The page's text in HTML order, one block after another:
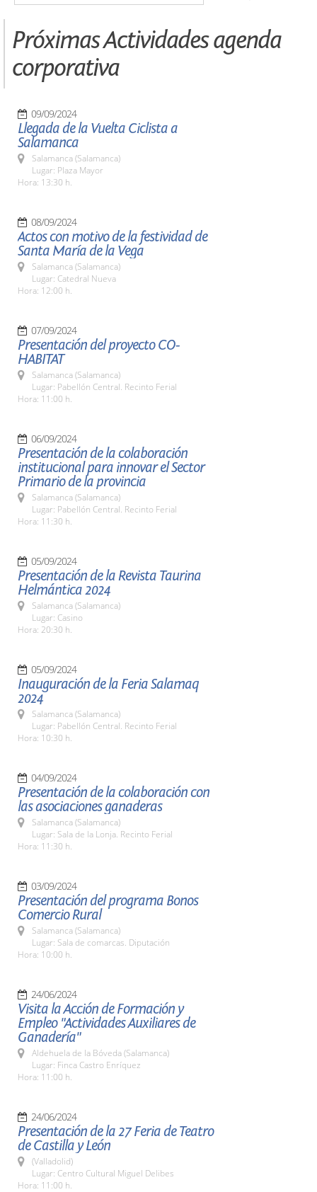
Próximas Actividades agenda
corporativa
09/09/2024
Llegada de la Vuelta Ciclista a
Salamanca
Salamanca (Salamanca)
Lugar: Plaza Mayor
Hora: 13:30 h.
08/09/2024
Actos con motivo de la festividad de
Santa María de la Vega
Salamanca (Salamanca)
Lugar: Catedral Nueva
Hora: 12:00 h.
07/09/2024
Presentación del proyecto CO-
HABITAT
Salamanca (Salamanca)
Lugar: Pabellón Central. Recinto Ferial
Hora: 11:00 h.
06/09/2024
Presentación de la colaboración
institucional para innovar el Sector
Primario de la provincia
Salamanca (Salamanca)
Lugar: Pabellón Central. Recinto Ferial
Hora: 11:30 h.
05/09/2024
Presentación de la Revista Taurina
Helmántica 2024
Salamanca (Salamanca)
Lugar: Casino
Hora: 20:30 h.
05/09/2024
Inauguración de la Feria Salamaq
2024
Salamanca (Salamanca)
Lugar: Pabellón Central. Recinto Ferial
Hora: 10:30 h.
04/09/2024
Presentación de la colaboración con
las asociaciones ganaderas
Salamanca (Salamanca)
Lugar: Sala de la Lonja. Recinto Ferial
Hora: 11:30 h.
03/09/2024
Presentación del programa Bonos
Comercio Rural
Salamanca (Salamanca)
Lugar: Sala de comarcas. Diputación
Hora: 10:00 h.
24/06/2024
Visita la Acción de Formación y
Empleo "Actividades Auxiliares de
Ganadería"
Aldehuela de la Bóveda (Salamanca)
Lugar: Finca Castro Enríquez
Hora: 11:00 h.
24/06/2024
Presentación de la 27 Feria de Teatro
de Castilla y León
(Valladolid)
Lugar: Centro Cultural Miguel Delibes
Hora: 11:00 h.